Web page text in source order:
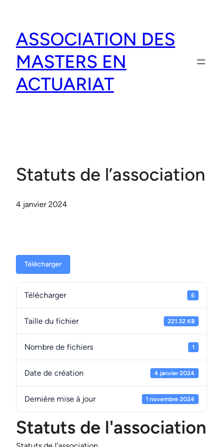
contenu
ASSOCIATION DES
MASTERS EN
ACTUARIAT
Statuts de l’association
4 janvier 2024
Télécharger
Télécharger 6
Taille du fichier 221.32 KB
Nombre de fichiers 1
Date de création 4 janvier 2024
Dernière mise à jour 1 novembre 2024
Statuts de l'association